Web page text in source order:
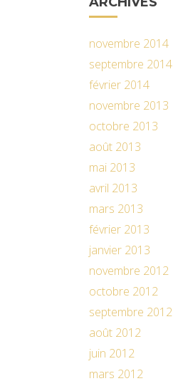
novembre 2014
septembre 2014
février 2014
novembre 2013
octobre 2013
août 2013
mai 2013
avril 2013
mars 2013
février 2013
janvier 2013
novembre 2012
octobre 2012
septembre 2012
août 2012
juin 2012
mars 2012